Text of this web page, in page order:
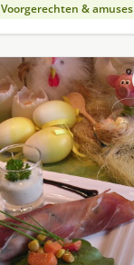
Voorgerechten & amuses